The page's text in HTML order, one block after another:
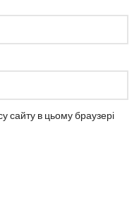
сайту в цьому браузері